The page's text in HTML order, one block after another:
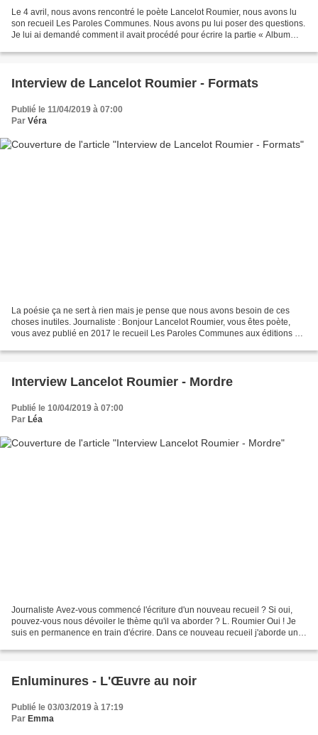
Le 4 avril, nous avons rencontré le poète Lancelot Roumier, nous avons lu
son recueil Les Paroles Communes. Nous avons pu lui poser des questions.
Je lui ai demandé comment il avait procédé pour écrire la partie « Album
Interview de Lancelot Roumier - Formats
Publié le 11/04/2019 à 07:00
Par Véra
La poésie ça ne sert à rien mais je pense que nous avons besoin de ces
choses inutiles. Journaliste : Bonjour Lancelot Roumier, vous êtes poète,
vous avez publié en 2017 le recueil Les Paroles Communes aux éditions La
Interview Lancelot Roumier - Mordre
Publié le 10/04/2019 à 07:00
Par Léa
Journaliste Avez-vous commencé l'écriture d'un nouveau recueil ? Si oui,
pouvez-vous nous dévoiler le thème qu'il va aborder ? L. Roumier Oui ! Je
suis en permanence en train d'écrire. Dans ce nouveau recueil j'aborde un
Enluminures - L'Œuvre au noir
Publié le 03/03/2019 à 17:19
Par Emma